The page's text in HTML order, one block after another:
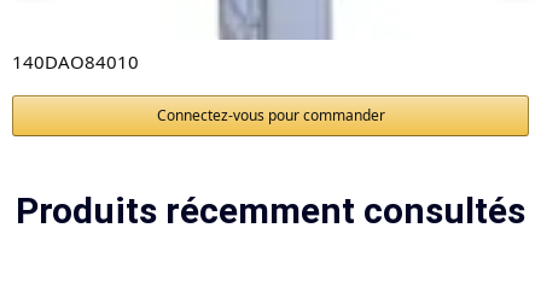
140DAO84010
Connectez-vous pour commander
Produits récemment consultés